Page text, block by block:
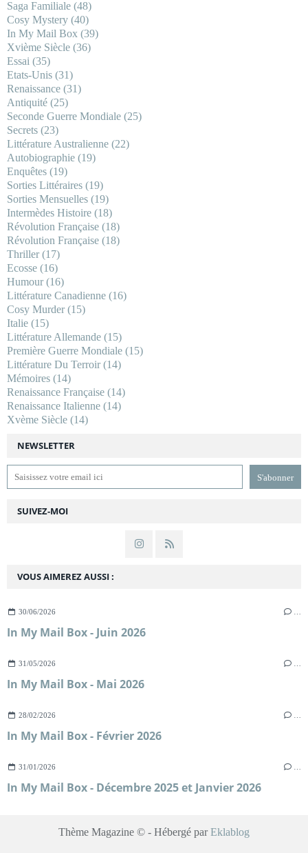
NEWSLETTER
SUIVEZ-MOI
VOUS AIMEREZ AUSSI :
30/06/2026
In My Mail Box - Juin 2026
31/05/2026
In My Mail Box - Mai 2026
28/02/2026
In My Mail Box - Février 2026
31/01/2026
In My Mail Box - Décembre 2025 et Janvier 2026
Saga Familiale (48)
Cosy Mystery (40)
In My Mail Box (39)
Xvième Siècle (36)
Essai (35)
Etats-Unis (31)
Renaissance (31)
Antiquité (25)
Seconde Guerre Mondiale (25)
Secrets (23)
Littérature Australienne (22)
Autobiographie (19)
Enquêtes (19)
Sorties Littéraires (19)
Sorties Mensuelles (19)
Intermèdes Histoire (18)
Révolution Française (18)
Révolution Française (18)
Thriller(17)
Ecosse (16)
Humour(16)
Littérature Canadienne (16)
Cosy Murder(15)
Italie (15)
Littérature Allemande (15)
Première Guerre Mondiale (15)
Littérature Du Terroir(14)
Mémoires (14)
Renaissance Française (14)
Renaissance Italienne (14)
Xvème Siècle (14)
Thème Magazine © - Hébergé parEklablog